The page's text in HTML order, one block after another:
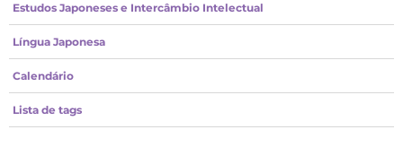
Estudos Japoneses e Intercâmbio Intelectual
Língua Japonesa
Calendário
Lista de tags